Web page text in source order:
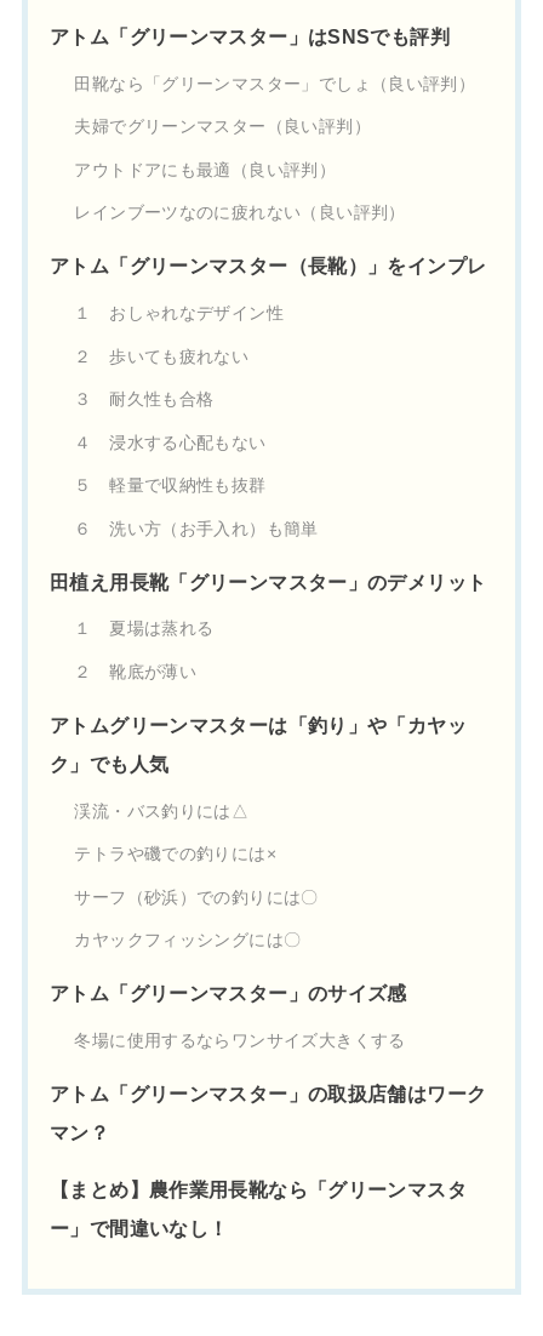
アトム「グリーンマスター」はSNSでも評判
田靴なら「グリーンマスター」でしょ（良い評判）
夫婦でグリーンマスター（良い評判）
アウトドアにも最適（良い評判）
レインブーツなのに疲れない（良い評判）
アトム「グリーンマスター（長靴）」をインプレ
１ おしゃれなデザイン性
２ 歩いても疲れない
３ 耐久性も合格
４ 浸水する心配もない
５ 軽量で収納性も抜群
６ 洗い方（お手入れ）も簡単
田植え用長靴「グリーンマスター」のデメリット
１ 夏場は蒸れる
２ 靴底が薄い
アトムグリーンマスターは「釣り」や「カヤッ
ク」でも人気
渓流・バス釣りには△
テトラや磯での釣りには×
サーフ（砂浜）での釣りには〇
カヤックフィッシングには〇
アトム「グリーンマスター」のサイズ感
冬場に使用するならワンサイズ大きくする
アトム「グリーンマスター」の取扱店舗はワーク
マン？
【まとめ】農作業用長靴なら「グリーンマスタ
ー」で間違いなし！